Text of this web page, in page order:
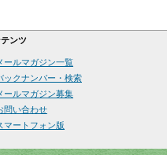
ンツ
ールマガジン一覧
ックナンバー・検索
ールマガジン募集
問い合わせ
マートフォン版